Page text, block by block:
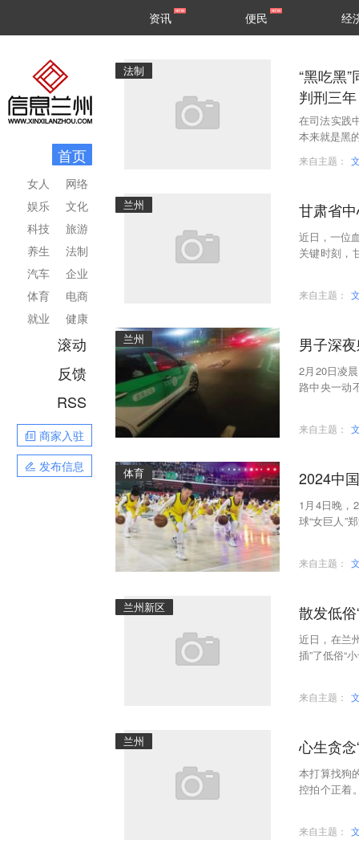
区县
资讯 便民 经
首页
网络
文化
旅游
法制
企业
电商
健康
女人
娱乐
科技
养生
汽车
体育
就业
滚动
反馈
RSS
商家入驻
发布信息
法制
“黑吃黑
判刑三年
在司法实践
本来就是黑
来自主题：
兰州 甘肃省
近日，一位
关键时刻，
来自主题：
兰州 男子深
2月20日凌
路中央一动
来自主题：
体育 2024中
1月4日晚，
球“女巨人”
来自主题：
兰州新区 散发低
近日，在兰
插”了低俗“
来自主题：
兰州 心生贪
本打算找狗
控拍个正着
来自主题：